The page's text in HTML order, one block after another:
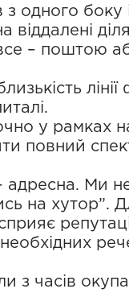
боку
– поштою
у рамках
повний
адресна. Ми
на хутор”.
необхідних
з часів